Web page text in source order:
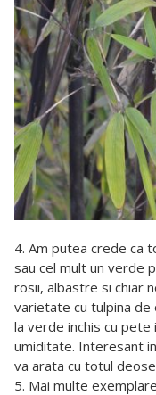
4. Am putea crede ca
sau cel mult un verde
rosii, albastre si chiar
varietate cu tulpina de
la verde inchis cu
umiditate. Interesant
va arata cu totul
5. Mai multe